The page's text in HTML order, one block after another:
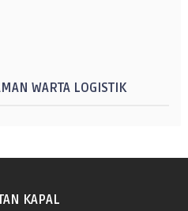
WARTA LOGISTIK
KAPAL